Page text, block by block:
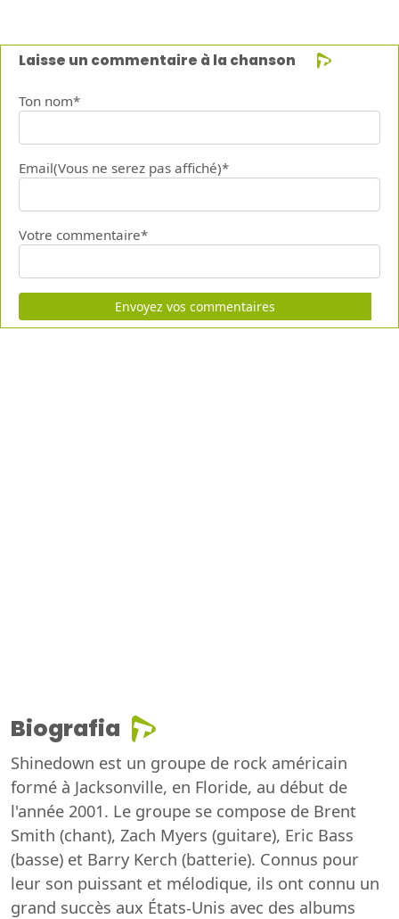
Laisse un commentaire à la chanson
Ton nom*
Email(Vous ne serez pas affiché)*
Votre commentaire*
Envoyez vos commentaires
Biografia
Shinedown est un groupe de rock américain
formé à Jacksonville, en Floride, au début de
l'année 2001. Le groupe se compose de Brent
Smith (chant), Zach Myers (guitare), Eric Bass
(basse) et Barry Kerch (batterie). Connus pour
leur son puissant et mélodique, ils ont connu un
grand succès aux États-Unis avec des albums